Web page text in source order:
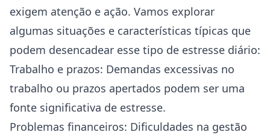
exigem atenção e ação. Vamos explorar
algumas situações e características típicas que
podem desencadear esse tipo de estresse diário:
Trabalho e prazos: Demandas excessivas no
trabalho ou prazos apertados podem ser uma
fonte significativa de estresse.
Problemas financeiros: Dificuldades na gestão